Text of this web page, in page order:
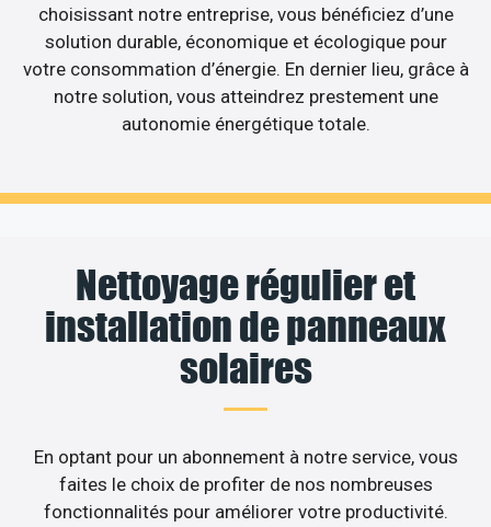
choisissant notre entreprise, vous bénéficiez d’une
solution durable, économique et écologique pour
votre consommation d’énergie. En dernier lieu, grâce à
notre solution, vous atteindrez prestement une
autonomie énergétique totale.
Nettoyage régulier et
installation de panneaux
solaires
En optant pour un abonnement à notre service, vous
faites le choix de profiter de nos nombreuses
fonctionnalités pour améliorer votre productivité.